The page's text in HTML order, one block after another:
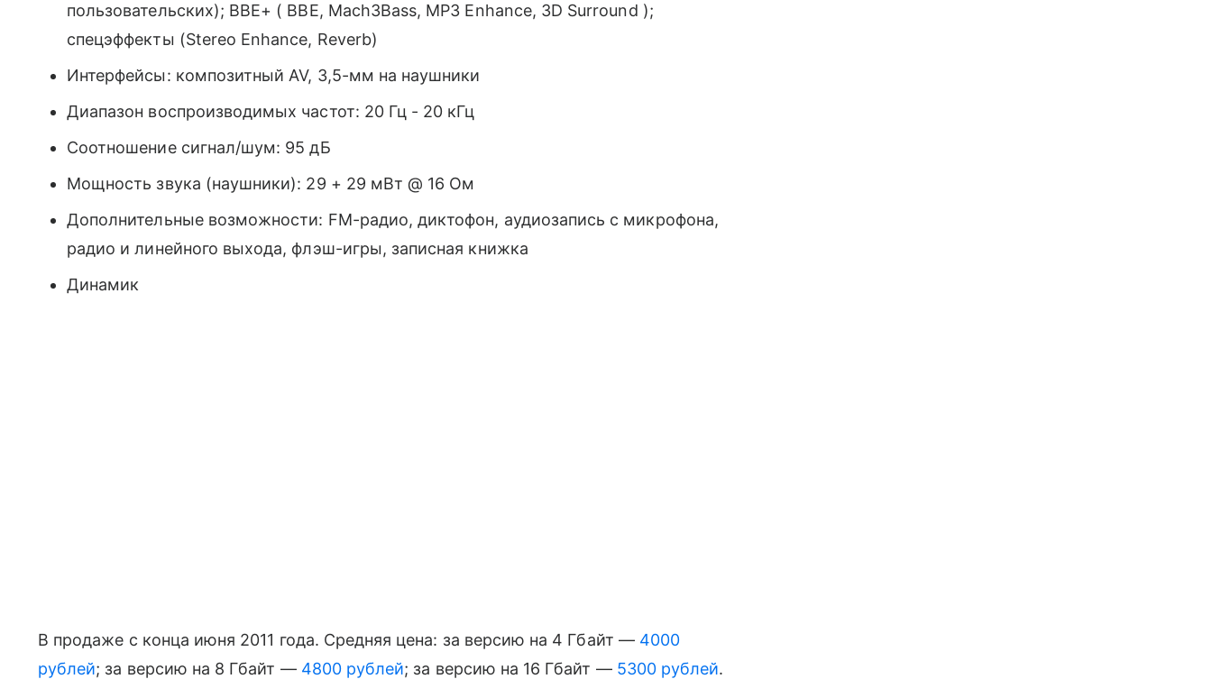
пользовательских); BBE+ ( BBE, Mach3Bass, MP3 Enhance, 3D Surround );
спецэффекты (Stereo Enhance, Reverb)
Интерфейсы: композитный AV, 3,5-мм на наушники
Диапазон воспроизводимых частот: 20 Гц - 20 кГц
Соотношение сигнал/шум: 95 дБ
Мощность звука (наушники): 29 + 29 мВт @ 16 Ом
Дополнительные возможности: FM-радио, диктофон, аудиозапись с микрофона,
радио и линейного выхода, флэш-игры, записная книжка
Динамик
В продаже с конца июня 2011 года. Средняя цена: за версию на 4 Гбайт — 4000
рублей; за версию на 8 Гбайт — 4800 рублей; за версию на 16 Гбайт — 5300 рублей.